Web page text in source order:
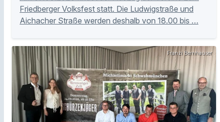
Friedberger Volksfest statt. Die Ludwigstraße und
Aichacher Straße werden deshalb von 18.00 bis …
Franzi Bernhauser